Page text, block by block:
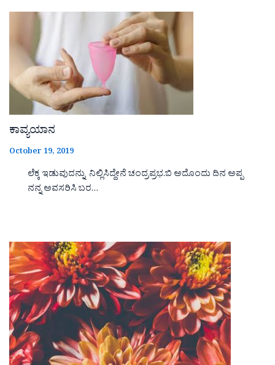
ಕಾವ್ಯಯಾನ
October 19, 2019
ಲೆಕ್ಕ ಇಡುವುದನ್ನು ನಿಲ್ಲಿಸಿದ್ದೇನೆ ಚಂದ್ರಪ್ರಭ.ಬಿ ಅದೊಂದು ದಿನ ಅಪ್ಪ
ನನ್ನ ಅವಸರಿಸಿ ಬರ…